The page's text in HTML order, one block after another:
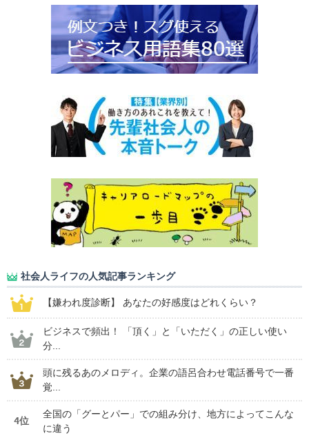
社会人ライフの人気記事ランキング
【嫌われ度診断】 あなたの好感度はどれくらい？
ビジネスで頻出！ 「頂く」と「いただく」の正しい使い
分...
頭に残るあのメロディ。企業の語呂合わせ電話番号で一番
覚...
4位
全国の「グーとパー」での組み分け、地方によってこんな
に違う